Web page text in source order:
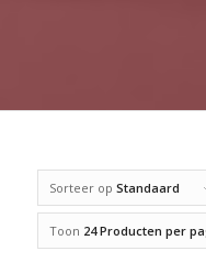
Sorteer op Standaard
Toon 24 Producten per